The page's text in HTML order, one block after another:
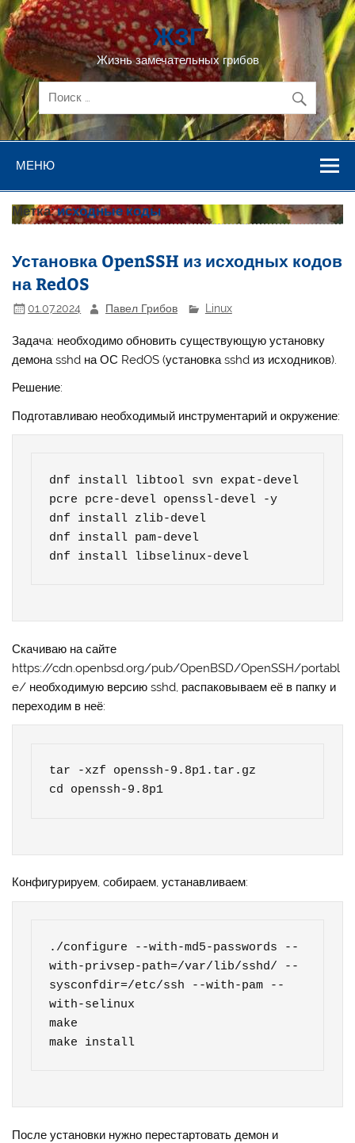
Перейти
к
содержимому
ЖЗГ
Жизнь замечательных грибов
МЕНЮ
Метка:исходные коды
Установка OpenSSH из исходных кодов
на RedOS
01.07.2024 Павел Грибов Linux
Задача: необходимо обновить существующую установку
демона sshd на ОС RedOS (установка sshd из исходников).
Решение:
Подготавливаю необходимый инструментарий и окружение:
dnf install libtool svn expat-devel
pcre pcre-devel openssl-devel -y
dnf install zlib-devel
dnf install pam-devel
dnf install libselinux-devel
Скачиваю на сайте
https://cdn.openbsd.org/pub/OpenBSD/OpenSSH/portabl
e/ необходимую версию sshd, распаковываем её в папку и
переходим в неё:
tar -xzf openssh-9.8p1.tar.gz
cd openssh-9.8p1
Конфигурируем, cобираем, устанавливаем:
./configure --with-md5-passwords --
with-privsep-path=/var/lib/sshd/ --
sysconfdir=/etc/ssh --with-pam --
with-selinux
make
make install
После установки нужно перестартовать демон и